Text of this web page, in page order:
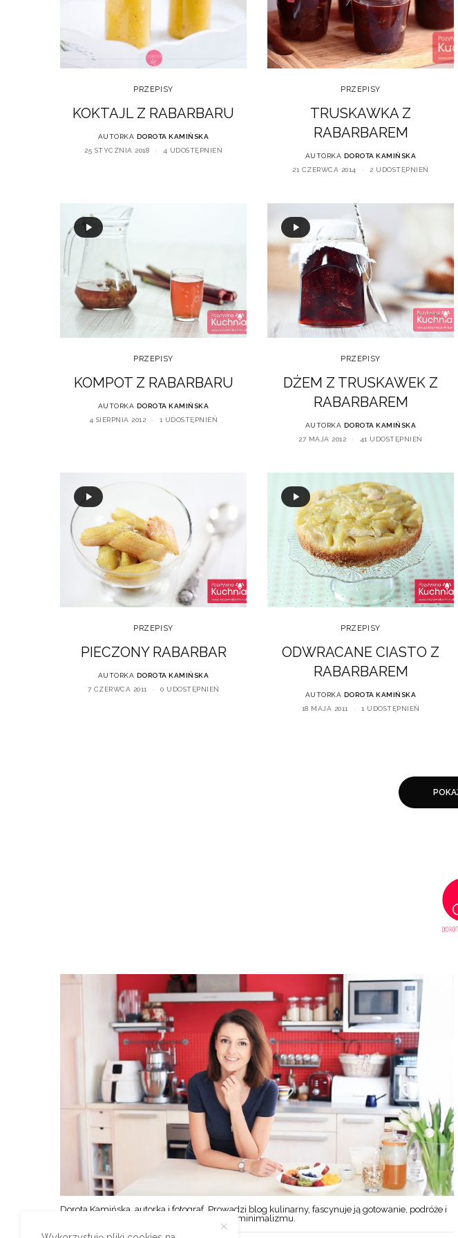
PRZEPISY
KOKTAJL Z RABARBARU
AUTORKA DOROTA KAMIŃSKA
25 STYCZNIA 2018
4 UDOSTĘPNIEŃ
PRZEPISY
TRUSKAWKA Z
RABARBAREM
AUTORKA DOROTA KAMIŃSKA
21 CZERWCA 2014
2 UDOSTĘPNIEŃ
PRZEPISY
KOMPOT Z RABARBARU
AUTORKA DOROTA KAMIŃSKA
4 SIERPNIA 2012
1 UDOSTĘPNIEŃ
PRZEPISY
DŻEM Z TRUSKAWEK Z
RABARBAREM
AUTORKA DOROTA KAMIŃSKA
27 MAJA 2012
41 UDOSTĘPNIEŃ
PRZEPISY
PIECZONY RABARBAR
AUTORKA DOROTA KAMIŃSKA
7 CZERWCA 2011
0 UDOSTĘPNIEŃ
PRZEPISY
ODWRACANE CIASTO Z
RABARBAREM
AUTORKA DOROTA KAMIŃSKA
18 MAJA 2011
1 UDOSTĘPNIEŃ
Dorota Kamińska, autorka i fotograf. Prowadzi blog kulinarny, fascynuje ją gotowanie, podróże i
styl życia w duchu prostoty, oszczędności i minimalizmu.